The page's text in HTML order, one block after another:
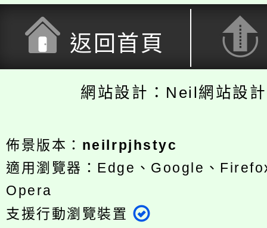
返回首頁
網站設計：Neil網站設
佈景版本： neilrpjhstyc
適用瀏覽器：Edge、Google、
Opera
支援行動瀏覽裝置